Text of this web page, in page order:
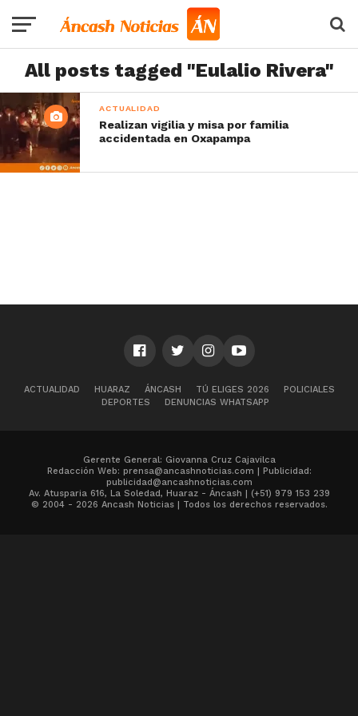
All posts tagged "Eulalio Rivera"
ACTUALIDAD
Realizan vigilia y misa por familia
accidentada en Oxapampa
ACTUALIDAD HUARAZ ÁNCASH TÚ ELIGES 2026
POLICIALES
DEPORTES
DENUNCIAS WHATSAPP
Gerente General: Giovanna Cruz Cajavilca
Redacción Web: prensa@ancashnoticias.com | Publicidad:
publicidad@ancashnoticias.com
Av. Atusparia 616, La Soledad, Huaraz - Áncash | (+51) 979 153 239
© 2004 - 2026 Ancash Noticias | Todos los derechos reservados.